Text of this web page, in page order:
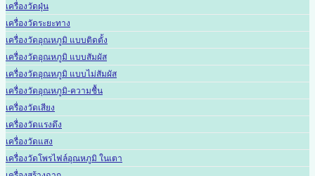
เครื่องวัดฝุ่น
เครื่องวัดระยะทาง
เครื่องวัดอุณหภูมิ แบบติดตั้ง
เครื่องวัดอุณหภูมิ แบบสัมผัส
เครื่องวัดอุณหภูมิ แบบไม่สัมผัส
เครื่องวัดอุณหภูมิ-ความชื้น
เครื่องวัดเสียง
เครื่องวัดแรงดึง
เครื่องวัดแสง
เครื่องวัดโพรไฟล์อุณหภูมิ ในเตา